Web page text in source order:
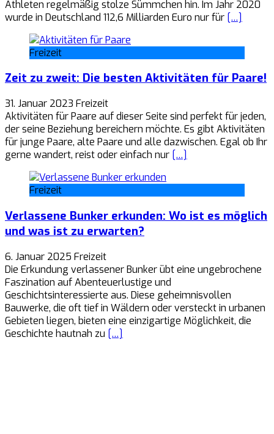
Athleten regelmäßig stolze Sümmchen hin. Im Jahr 2020
wurde in Deutschland 112,6 Milliarden Euro nur für […]
Freizeit
Zeit zu zweit: Die besten Aktivitäten für Paare!
31. Januar 2023 Freizeit
Aktivitäten für Paare auf dieser Seite sind perfekt für jeden,
der seine Beziehung bereichern möchte. Es gibt Aktivitäten
für junge Paare, alte Paare und alle dazwischen. Egal ob Ihr
gerne wandert, reist oder einfach nur […]
Freizeit
Verlassene Bunker erkunden: Wo ist es möglich
und was ist zu erwarten?
6. Januar 2025 Freizeit
Die Erkundung verlassener Bunker übt eine ungebrochene
Faszination auf Abenteuerlustige und
Geschichtsinteressierte aus. Diese geheimnisvollen
Bauwerke, die oft tief in Wäldern oder versteckt in urbanen
Gebieten liegen, bieten eine einzigartige Möglichkeit, die
Geschichte hautnah zu […]